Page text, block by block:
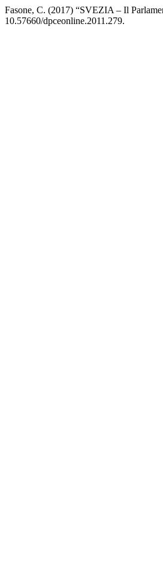
Fasone, C. (2017) “SVEZIA ‒ Il
10.57660/dpceonline.2011.279.